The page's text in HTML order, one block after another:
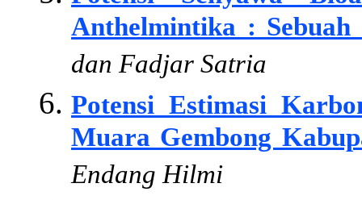
Anthelmintika :
dan Fadjar Satria
Potensi Estimasi
Muara Gembong
Endang Hilmi